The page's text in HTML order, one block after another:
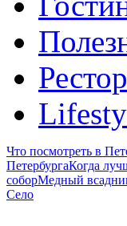
Что посмотреть в
ПетербургаКогда
соборМедный
Село